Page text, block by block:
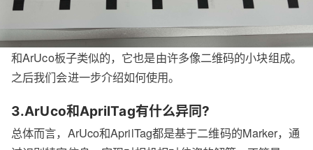
和ArUco板子类似的，它也是由许多像二维码的小块组成。
之后我们会进一步介绍如何使用。
3.ArUco和AprilTag有什么异同?
总体而言，ArUco和AprilTag都是基于二维码的Marker，通